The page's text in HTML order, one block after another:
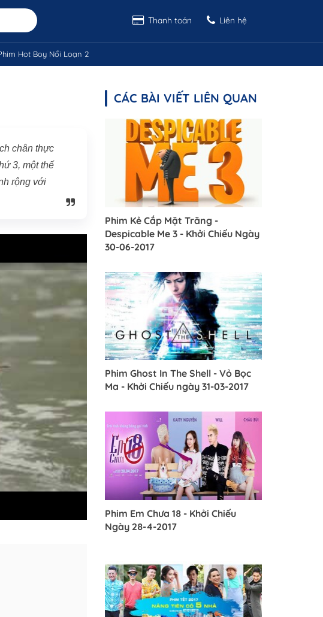
Thanh toán Liên hệ
Hot Boy Nổi Loạn 2
chân thực
3, một thế
rộng với
CÁC BÀI VIẾT LIÊN QUAN
Phim Kẻ Cắp Mặt Trăng -
Despicable Me 3 - Khởi Chiếu Ngày
30-06-2017
Phim Ghost In The Shell - Vỏ Bọc
Ma - Khởi Chiếu ngày 31-03-2017
Phim Em Chưa 18 - Khởi Chiếu
Ngày 28-4-2017